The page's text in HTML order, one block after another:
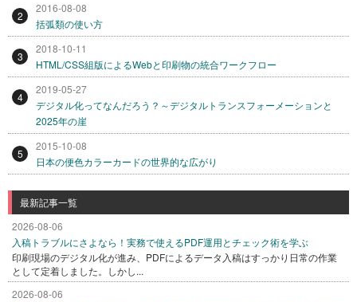
2
2016-08-08
括弧類の使い方
3
2018-10-11
HTML/CSS組版によるWebと印刷物の統合ワークフロー
4
2019-05-27
デジタル化ってなんだろう？～デジタルトランスフォーメーションと
2025年の崖
5
2015-10-08
日本の便色カラーカードの世界的な広がり
最新記事一覧
2026-08-06
入稿トラブルにさよなら！実務で使えるPDF運用とチェック術を学ぶ
印刷現場のデジタル化が進み、PDFによるデータ入稿はすっかり日常の作業
として定着しました。しかし...
2026-08-06